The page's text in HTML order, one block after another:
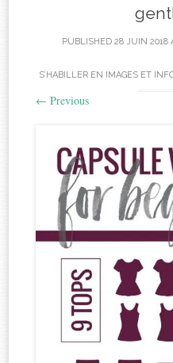
PUBLISHED 28 JUIN 2018
S’HABILLER EN IMAGES ET
← Previous